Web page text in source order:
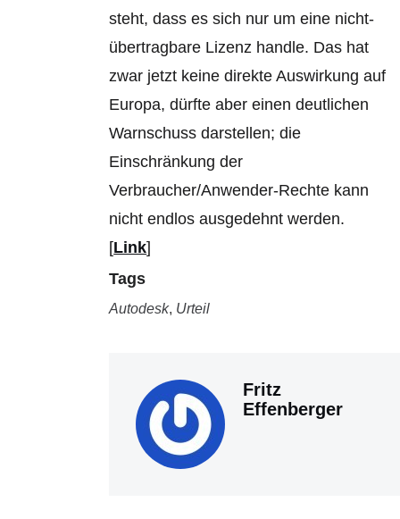
steht, dass es sich nur um eine nicht-
übertragbare Lizenz handle. Das hat
zwar jetzt keine direkte Auswirkung auf
Europa, dürfte aber einen deutlichen
Warnschuss darstellen; die
Einschränkung der
Verbraucher/Anwender-Rechte kann
nicht endlos ausgedehnt werden.
[Link]
Tags
Autodesk, Urteil
Fritz
Effenberger